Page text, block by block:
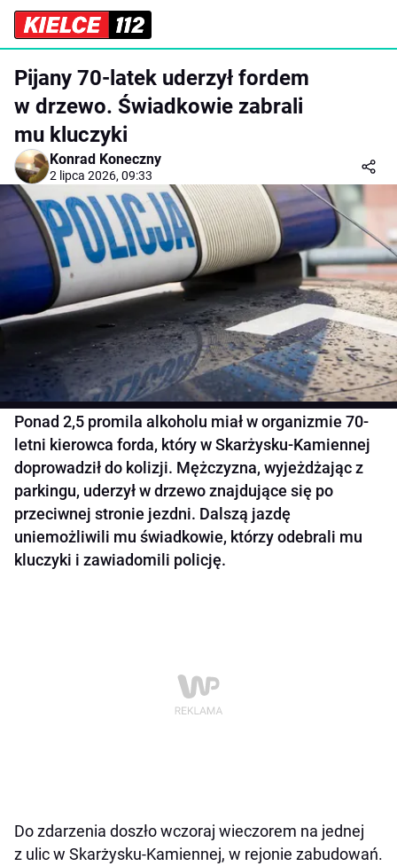
Pijany 70-latek uderzył fordem
w drzewo. Świadkowie zabrali
mu kluczyki
Konrad Koneczny
2 lipca 2026, 09:33
Ponad 2,5 promila alkoholu miał w organizmie 70-
letni kierowca forda, który w Skarżysku-Kamiennej
doprowadził do kolizji. Mężczyzna, wyjeżdżając z
parkingu, uderzył w drzewo znajdujące się po
przeciwnej stronie jezdni. Dalszą jazdę
uniemożliwili mu świadkowie, którzy odebrali mu
kluczyki i zawiadomili policję.
Do zdarzenia doszło wczoraj wieczorem na jednej
z ulic w Skarżysku-Kamiennej, w rejonie zabudowań.